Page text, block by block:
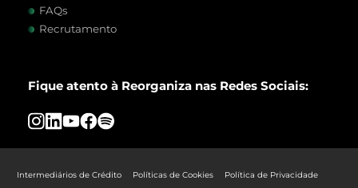
FAQs
Recrutamento
Fique atento à Reorganiza nas Redes Sociais:
Intermediários de Crédito Políticas de Cookies Política de Privacidade